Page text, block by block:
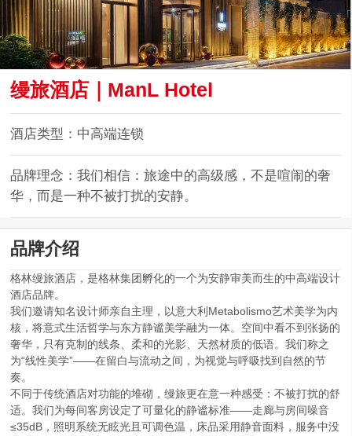
缦旅酒店｜ManL Hotel
酒店类型：中高端连锁
品牌理念：我们相信：旅途中的高级感，不是喧闹的奢
华，而是一种不被打扰的安静。
品牌介绍
格林缦旅酒店，是格林集团孵化的一个为安静审美而生的中高端设计
酒店品牌。
我们邀请知名设计师亲自主理，以意大利Metabolismo艺术美学为内
核，将意式生活哲学与东方静谧美学融为一体。空间中看不到张扬的
奢华，只有克制的线条、柔和的光影、天然材质的低语。我们称之
为“线性美学”——在留白与流动之间，为视觉与呼吸找到自然的节
奏。
不同于传统酒店对功能的堆砌，缦旅更在意一种感受：不被打扰的舒
适。我们为每间客房设定了可量化的静谧标准——走廊与房间噪音
≤35dB ，照明系统无眩光且可调色温，床品采用静音面料，服务中没